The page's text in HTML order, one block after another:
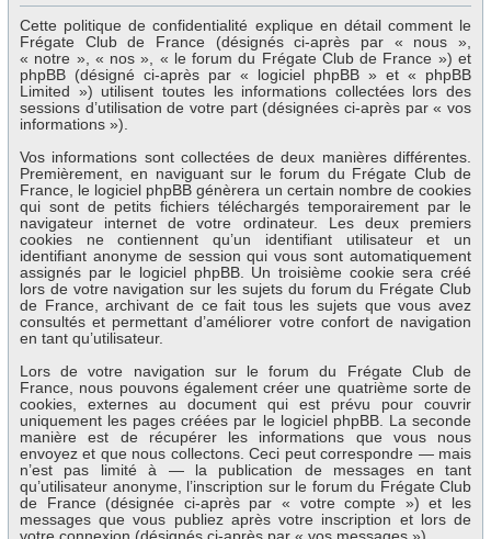
Cette politique de confidentialité explique en détail comment le
Frégate Club de France (désignés ci-après par « nous »,
« notre », « nos », « le forum du Frégate Club de France ») et
phpBB (désigné ci-après par « logiciel phpBB » et « phpBB
Limited ») utilisent toutes les informations collectées lors des
sessions d’utilisation de votre part (désignées ci-après par « vos
informations »).
Vos informations sont collectées de deux manières différentes.
Premièrement, en naviguant sur le forum du Frégate Club de
France, le logiciel phpBB génèrera un certain nombre de cookies
qui sont de petits fichiers téléchargés temporairement par le
navigateur internet de votre ordinateur. Les deux premiers
cookies ne contiennent qu’un identifiant utilisateur et un
identifiant anonyme de session qui vous sont automatiquement
assignés par le logiciel phpBB. Un troisième cookie sera créé
lors de votre navigation sur les sujets du forum du Frégate Club
de France, archivant de ce fait tous les sujets que vous avez
consultés et permettant d’améliorer votre confort de navigation
en tant qu’utilisateur.
Lors de votre navigation sur le forum du Frégate Club de
France, nous pouvons également créer une quatrième sorte de
cookies, externes au document qui est prévu pour couvrir
uniquement les pages créées par le logiciel phpBB. La seconde
manière est de récupérer les informations que vous nous
envoyez et que nous collectons. Ceci peut correspondre — mais
n’est pas limité à — la publication de messages en tant
qu’utilisateur anonyme, l’inscription sur le forum du Frégate Club
de France (désignée ci-après par « votre compte ») et les
messages que vous publiez après votre inscription et lors de